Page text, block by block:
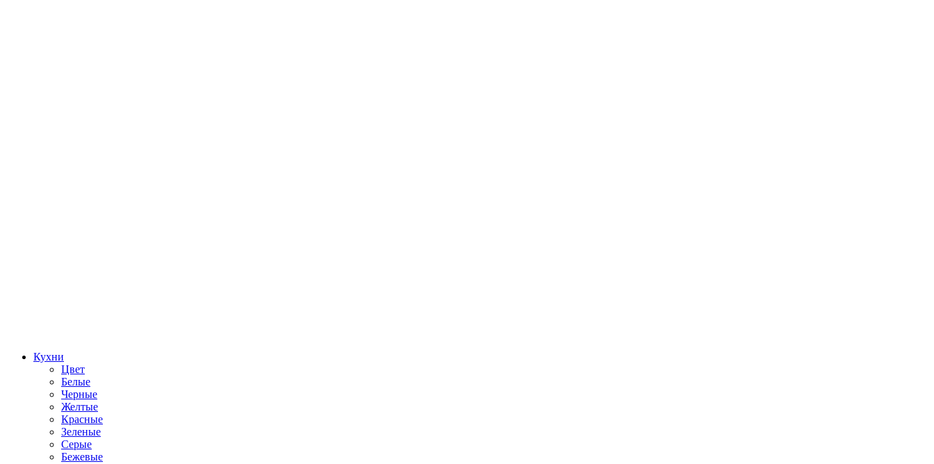
Кухни
Цвет
Белые
Черные
Желтые
Красные
Зеленые
Серые
Бежевые